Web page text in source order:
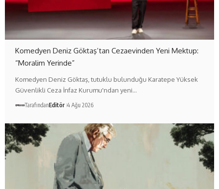
Komedyen Deniz Göktaş’tan Cezaevinden Yeni Mektup:
“Moralim Yerinde”
Komedyen Deniz Göktaş, tutuklu bulunduğu Karatepe Yüksek
Güvenlikli Ceza İnfaz Kurumu'ndan yeni…
TarafındanEditör 4 Ağu 2026